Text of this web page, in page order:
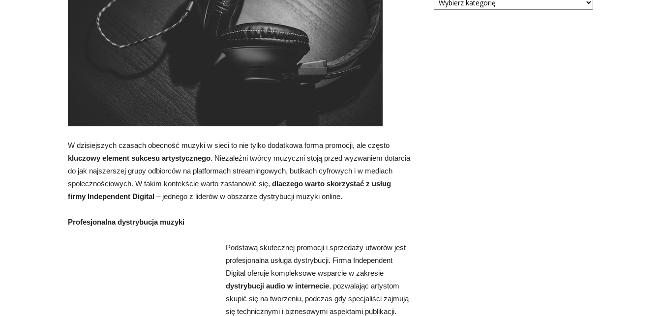
W dzisiejszych czasach obecność muzyki w sieci to nie tylko dodat­kowa forma promocji, ale często
kluczowy element sukcesu artystycznego. Niezależni twórcy muzyczni stoją przed wyzwaniem dotarcia
do jak najszerszej grupy odbiorców na platformach streamingowych, butikach cyfrowych i w mediach
społecznościowych. W takim kontekście warto zastanowić się, dlaczego warto skorzystać z usług
firmy Independent Digital – jednego z liderów w obszarze dystrybucji muzyki online.
Profesjonalna dystrybucja muzyki
Podstawą skutecznej promocji i sprzedaży utworów jest
profesjonalna usługa dystrybucji. Firma Independent
Digital oferuje kompleksowe wsparcie w zakresie
dystrybucji audio w internecie, pozwalając artystom
skupić się na tworzeniu, podczas gdy specjaliści zajmują
się technicznymi i biznesowymi aspektami publikacji.